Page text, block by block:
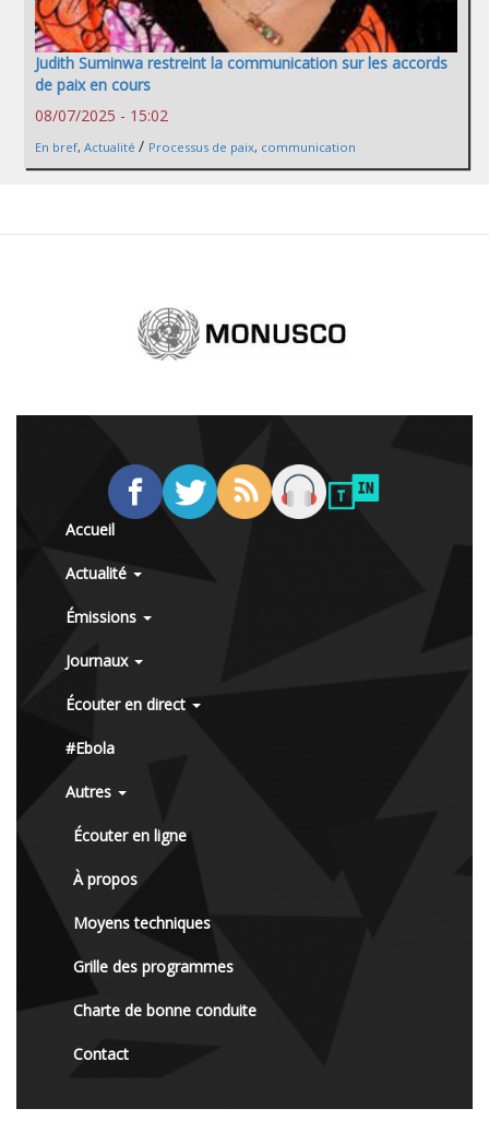
Judith Suminwa restreint la communication sur les accords
de paix en cours
08/07/2025 - 15:02
En bref, Actualité / Processus de paix, communication
Accueil
Actualité
Émissions
Journaux
Écouter en direct
#Ebola
Autres
Écouter en ligne
À propos
Moyens techniques
Grille des programmes
Charte de bonne conduite
Contact